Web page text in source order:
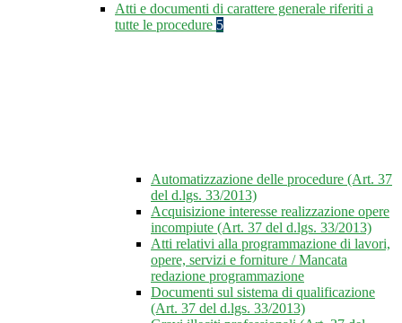
Atti e documenti di carattere generale riferiti a
tutte le procedure 5
Automatizzazione delle procedure (Art. 37
del d.lgs. 33/2013)
Acquisizione interesse realizzazione opere
incompiute (Art. 37 del d.lgs. 33/2013)
Atti relativi alla programmazione di lavori,
opere, servizi e forniture / Mancata
redazione programmazione
Documenti sul sistema di qualificazione
(Art. 37 del d.lgs. 33/2013)